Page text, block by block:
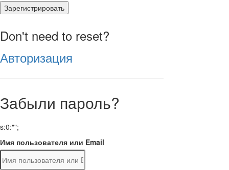
Зарегистрировать
Don't need to reset?
Авторизация
Забыли пароль?
s:0:"";
Имя пользователя или Email